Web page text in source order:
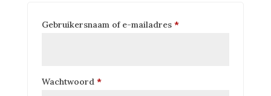
Gebruikersnaam of e-mailadres *Vereist
Wachtwoord *Vereist